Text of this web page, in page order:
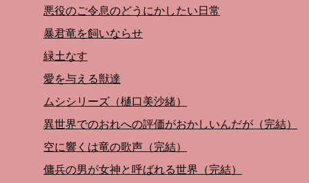
悪役のご令息のどうにかしたい日常
暴君竜を飼いならせ
緑土なす
愛を与える獣達
ムシシリーズ（樋口美沙緒）
異世界でのおれへの評価がおかしいんだが（完結）
空に響くは竜の歌声（完結）
傭兵の男が女神と呼ばれる世界（完結）